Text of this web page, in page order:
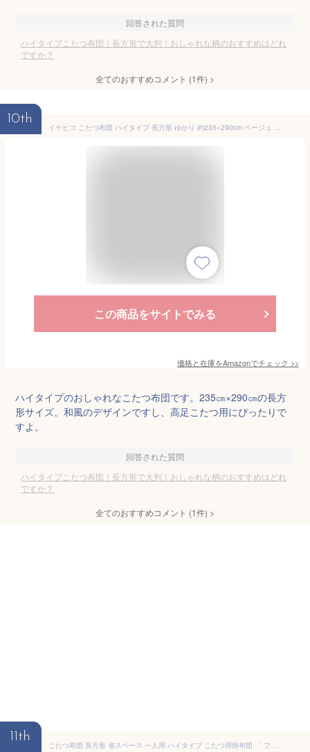
回答された質問
ハイタイプこたつ布団｜長方形で大判！おしゃれな柄のおすすめはどれ
ですか？
全てのおすすめコメント (1件) >
10th
イケヒコ こたつ布団 ハイタイプ 長方形 ゆかり 約235×290cm ベージュ しじら 高足こたつ用 和 #5800129
この商品をサイトでみる
価格と在庫をAmazonでチェック >>
ハイタイプのおしゃれなこたつ布団です。235㎝×290㎝の長方
形サイズ。和風のデザインですし、高足こたつ用にぴったりで
すよ。
回答された質問
ハイタイプこたつ布団｜長方形で大判！おしゃれな柄のおすすめはどれ
ですか？
全てのおすすめコメント (1件) >
11th
こたつ布団 長方形 省スペース 一人用 ハイタイプ こたつ用掛布団 「 フラン/クルム 」 70×50cm台適応 パーソナルこたつ用 こたつ 掛布団 掛け布団 洗える テレワーク 在宅勤務 省エネ